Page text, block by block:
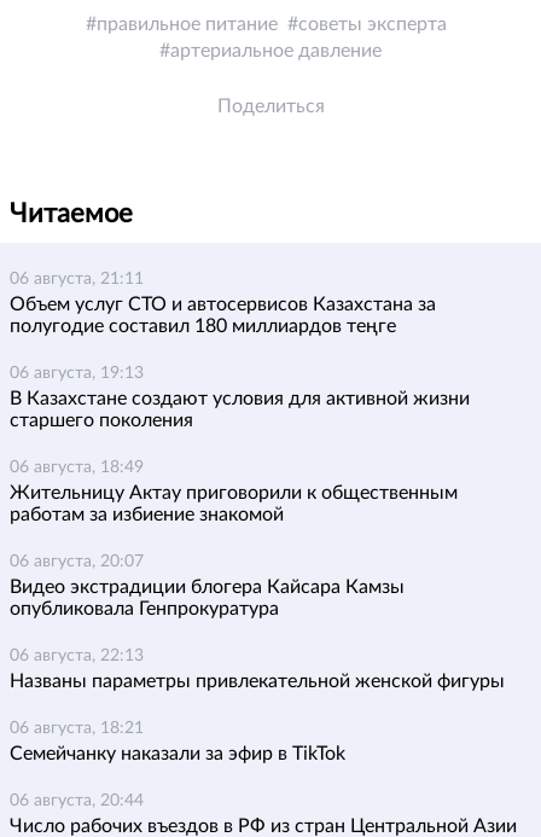
правильное питание
советы эксперта
артериальное давление
Поделиться
Читаемое
06 августа, 21:11
Объем услуг СТО и автосервисов Казахстана за
полугодие составил 180 миллиардов теңге
06 августа, 19:13
В Казахстане создают условия для активной жизни
старшего поколения
06 августа, 18:49
Жительницу Актау приговорили к общественным
работам за избиение знакомой
06 августа, 20:07
Видео экстрадиции блогера Кайсара Камзы
опубликовала Генпрокуратура
06 августа, 22:13
Названы параметры привлекательной женской фигуры
06 августа, 18:21
Семейчанку наказали за эфир в TikTok
06 августа, 20:44
Число рабочих въездов в РФ из стран Центральной Азии